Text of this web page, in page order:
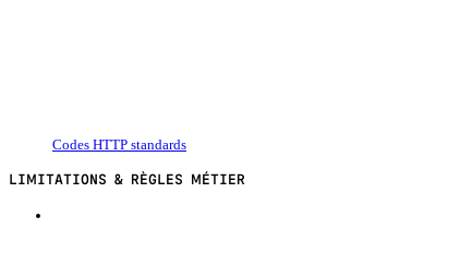
Codes HTTP standards
LIMITATIONS & RÈGLES MÉTIER